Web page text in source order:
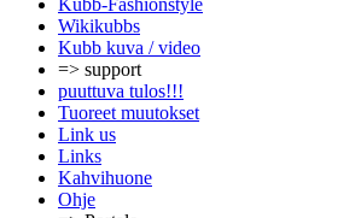
Kubb-Fashionstyle
Wikikubbs
Kubb kuva / video
=> support
puuttuva tulos!!!
Tuoreet muutokset
Link us
Links
Kahvihuone
Ohje